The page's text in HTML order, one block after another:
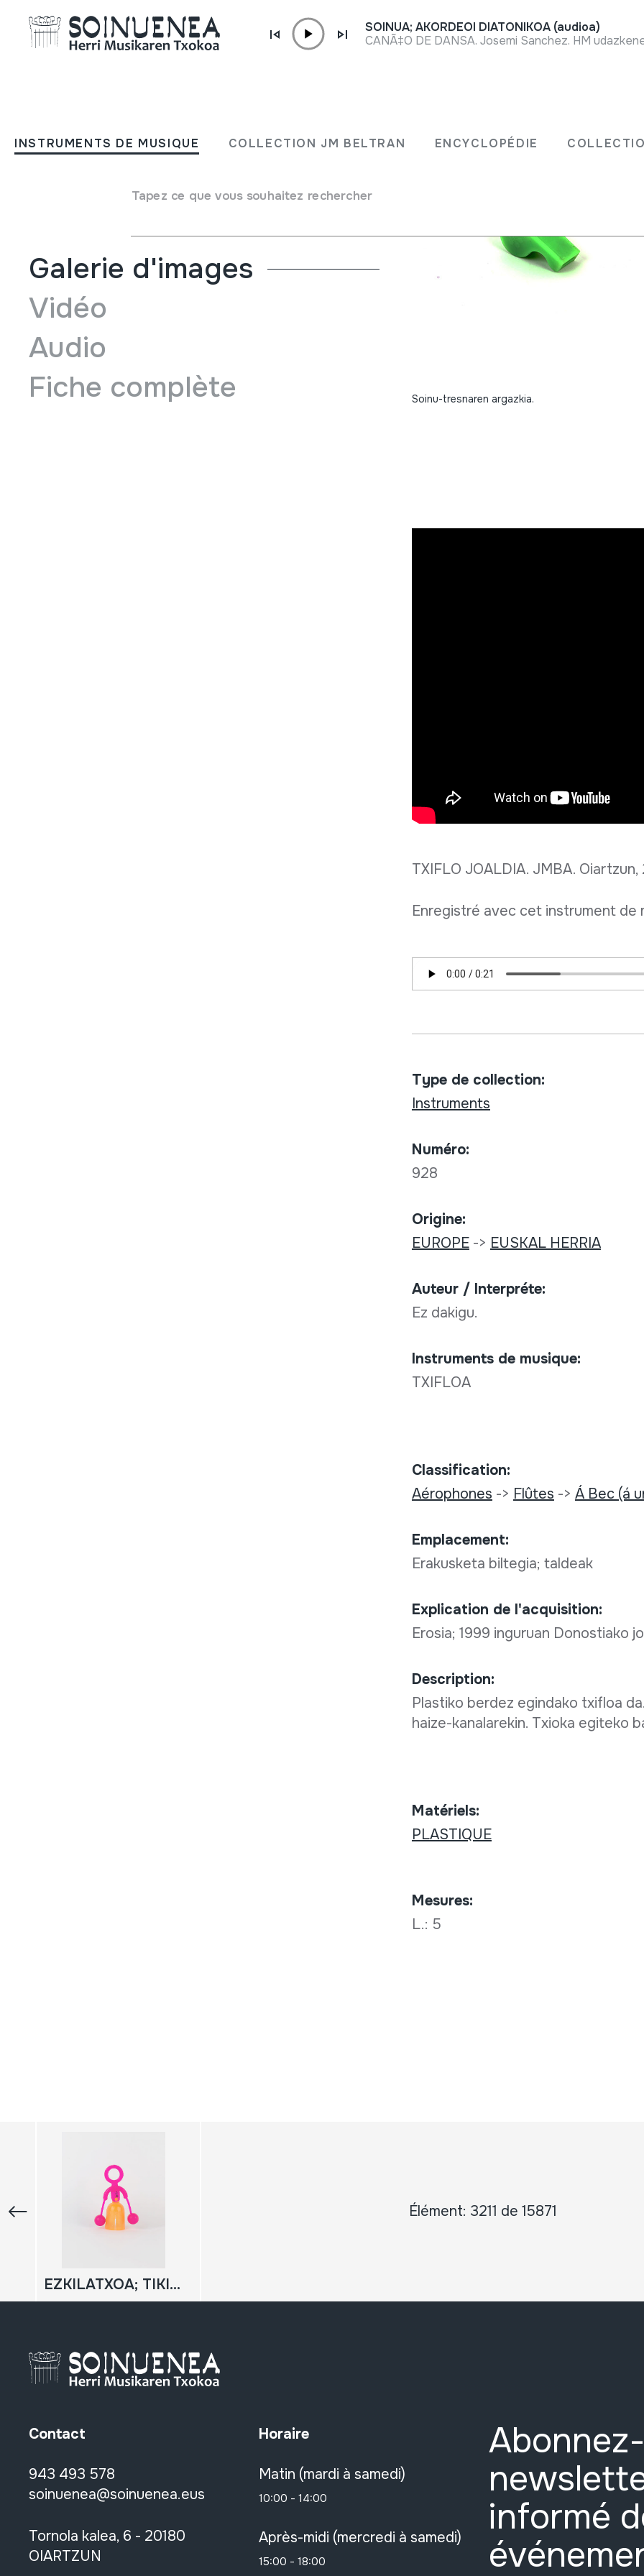
INSTRUMENTS DE MUSIQUE COLLECTION JM BELTRAN ENCYCLOPÉDIE
Tapez ce que vous souhaitez rechercher
SOINUA; AKORDEOI DIATONIKOA (audioa)
CANÃ‡O DE DANSA. Josemi Sanchez. HM
TXIFLOA
Type d'instrument de musique
Galerie d'images
Vidéo
Audio
Fiche complète
Soinu-tresnaren argazkia.
TXIFLO JOALDIA. JMBA.
Enregistré avec cet instrument de
Type de collection:
Instruments
Numéro:
928
Origine:
EUROPE-> EUSKAL HERRIA
Auteur / Interpréte:
Ez dakigu.
Instruments de musique:
TXIFLOA
Classification:
Aérophones -> Flûtes -> Á Bec (á
Emplacement:
Erakusketa biltegia; taldeak
Explication de l'acquisition:
Erosia; 1999 inguruan Donostiako
Description:
Plastiko berdez egindako txifloa
haize-kanalarekin. Txioka egiteko
Matériels:
PLASTIQUE
Mesures:
L.: 5
Élément: 3211 de 15871
EZKILATXOA; TIKITIKI; Hots jostailua
Contact
943 493 578
soinuenea@soinuenea.eus
Tornola kalea, 6 - 20180
OIARTZUN
Horaire
Matin (mardi à samedi)
10:00 - 14:00
Après-midi (mercredi à samedi)
15:00 - 18:00
informé